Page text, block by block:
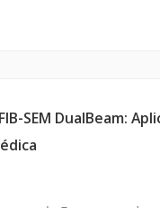
SEM DualBeam: